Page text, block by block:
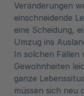
Veränderungen
einschneidende
eine Scheidung,
Umzug ins
In solchen Fällen
Gewohnheiten
ganze
müssen sich neu